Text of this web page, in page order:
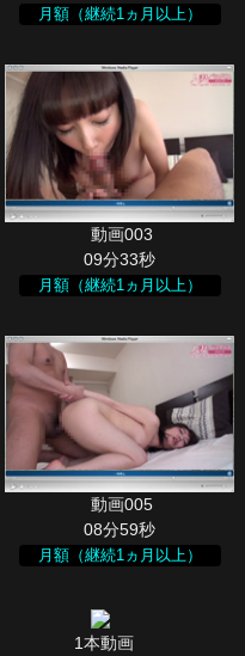
月額（継続1ヵ月以上）
09分33秒
月額（継続1ヵ月以上）
08分59秒
月額（継続1ヵ月以上）